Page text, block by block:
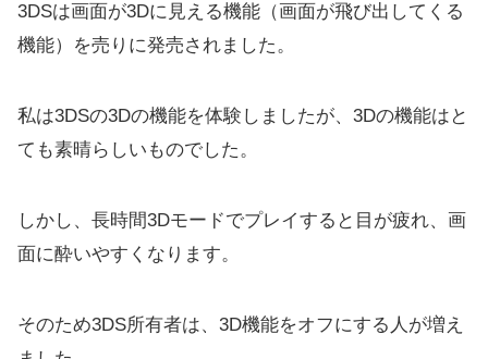
3DSは画面が3Dに見える機能（画面が飛び出してくる
機能）を売りに発売されました。
私は3DSの3Dの機能を体験しましたが、3Dの機能はと
ても素晴らしいものでした。
しかし、長時間3Dモードでプレイすると目が疲れ、画
面に酔いやすくなります。
そのため3DS所有者は、3D機能をオフにする人が増え